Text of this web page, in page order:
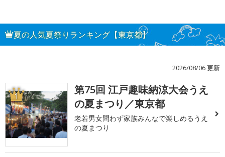
夏の人気夏祭りランキング【東京都】
2026/08/06 更新
1
第75回 江戸趣味納涼大会うえ
の夏まつり／東京都
老若男女問わず家族みんなで楽しめるうえ
の夏まつり